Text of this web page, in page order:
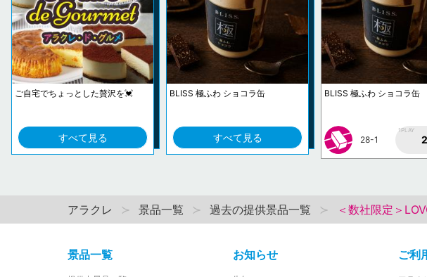
ご自宅でちょっとした贅沢を💓
すべて見る
BLISS 極ふわ ショコラ缶
すべて見る
BLISS 極ふわ ショコラ缶
28-1
1PLAY
アラクレ 景品一覧 過去の提供景品一覧 ＜数社限定＞
景品一覧 お知らせ ご利